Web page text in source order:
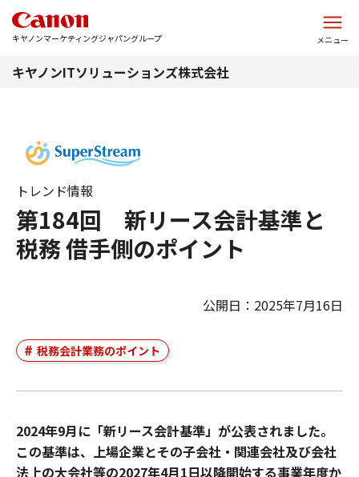
キヤノンマーケティングジャパングループ メニュー
キヤノンITソリューションズ株式会社
第184回 新リース会計基準と
税務 借手側のポイント
トレンド情報
公開日：2025年7月16日
税務会計業務のポイント
2024年9月に「新リース会計基準」が公表されました。
この基準は、上場企業とその子会社・関連会社及び会社
法上の大会社等の2027年4月1日以降開始する事業年度か